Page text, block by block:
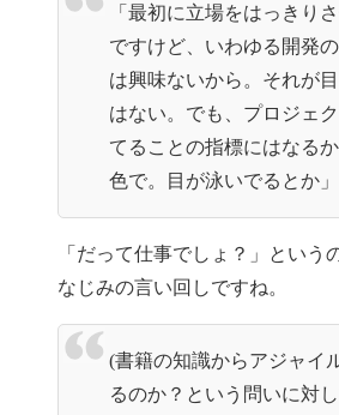
「最初に立場をはっきり
ですけど、いわゆる開発
は興味ないから。それが
はない。でも、プロジェ
てることの指標にはなる
色で。目が泳いでるとか」
「だって仕事でしょ？」という
なじみの言い回しですね。
(書籍の知識からアジャイ
るのか？という問いに対